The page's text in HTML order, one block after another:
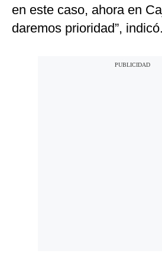
en este caso, ahora en
daremos prioridad”, indicó.